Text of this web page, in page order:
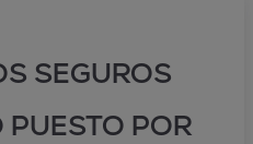
SEGUROS
PUESTO POR